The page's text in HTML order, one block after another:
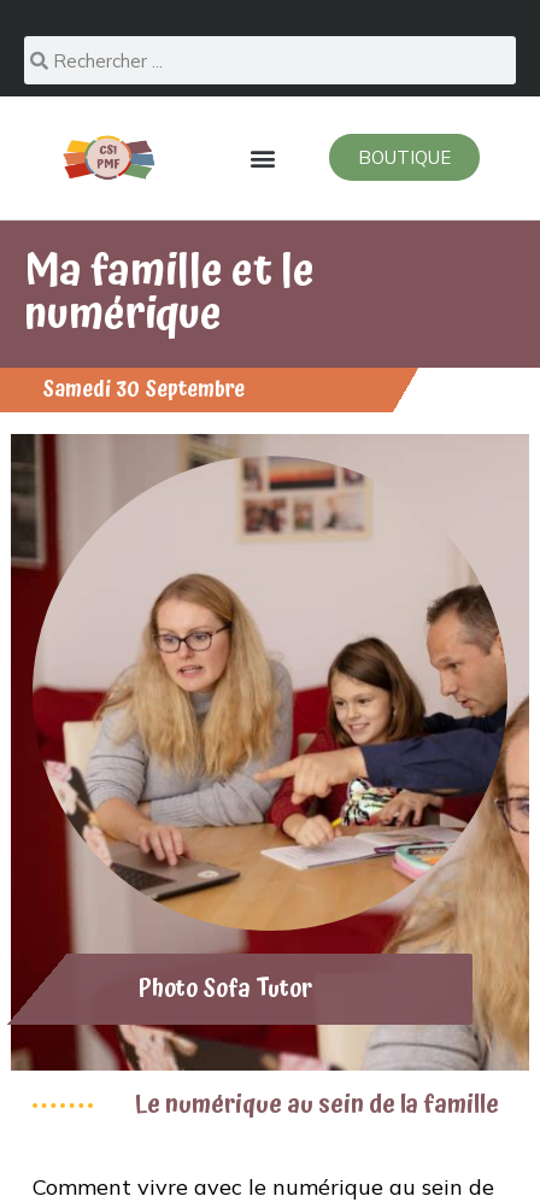
BOUTIQUE
Ma famille et le
numérique
Samedi 30 Septembre
Photo Sofa Tutor
Le numérique au sein de la famille
Comment vivre avec le numérique au sein de